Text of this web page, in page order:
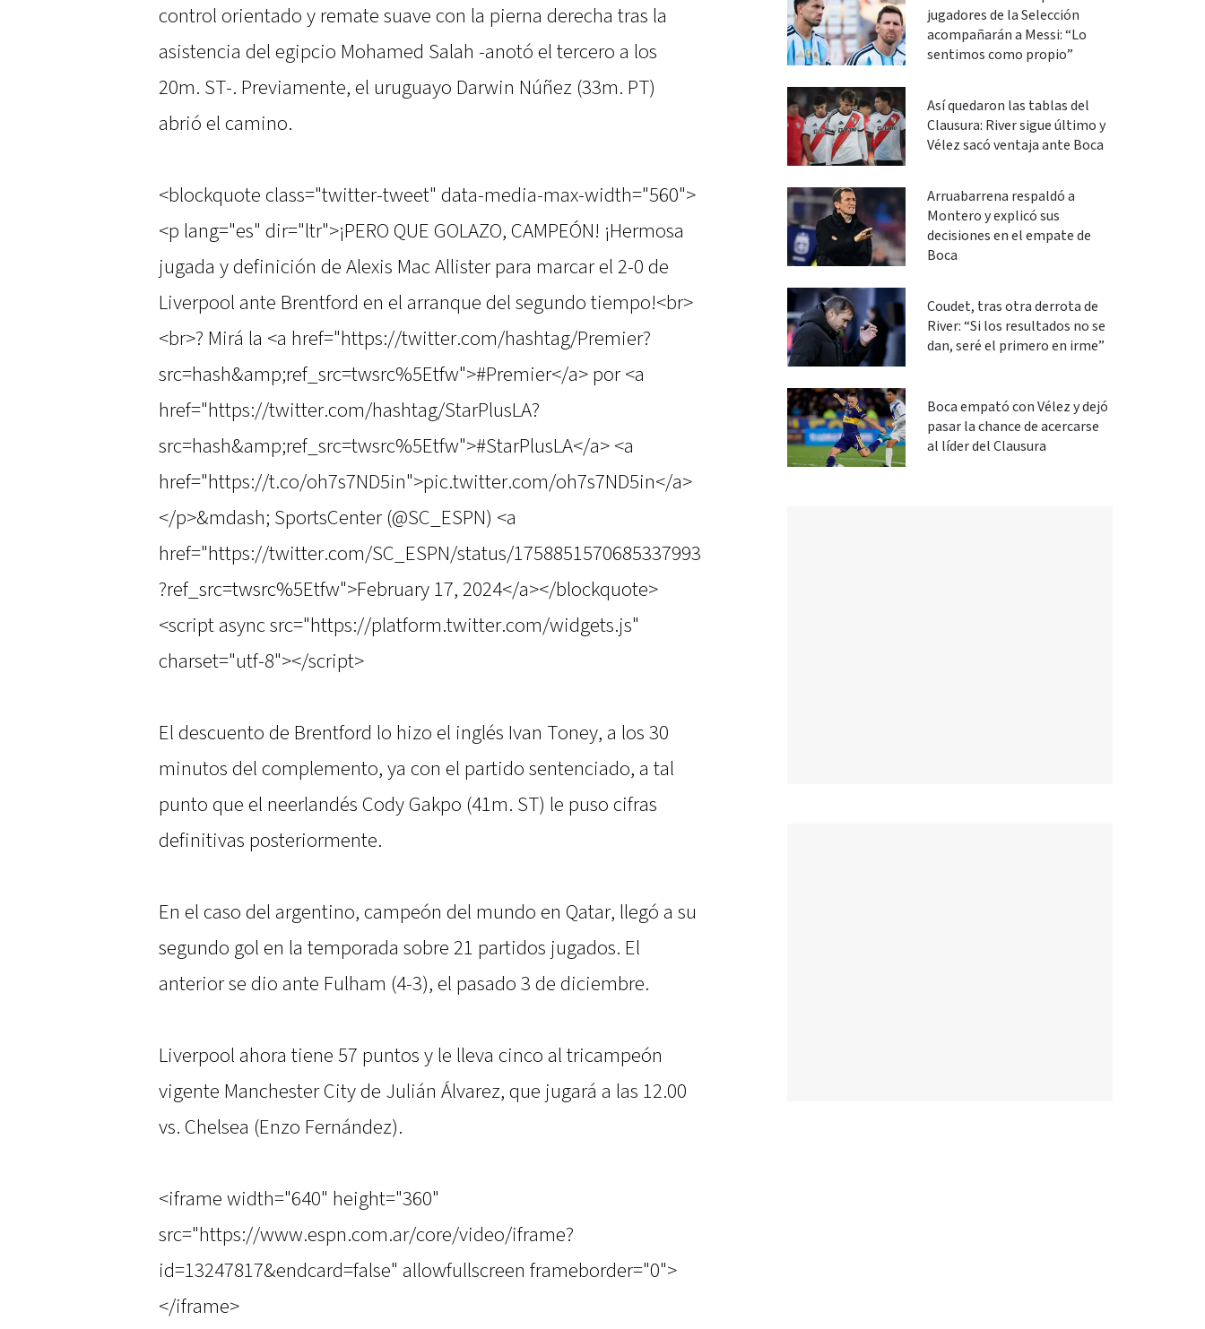
control orientado y remate suave con la pierna derecha tras la
asistencia del egipcio Mohamed Salah -anotó el tercero a los
20m. ST-. Previamente, el uruguayo Darwin Núñez (33m. PT)
abrió el camino.
<blockquote class="twitter-tweet" data-media-max-width="560">
<p lang="es" dir="ltr">¡PERO QUE GOLAZO, CAMPEÓN! ¡Hermosa
jugada y definición de Alexis Mac Allister para marcar el 2-0 de
Liverpool ante Brentford en el arranque del segundo tiempo!<br>
<br>? Mirá la <a href="https://twitter.com/hashtag/Premier?
src=hash&amp;ref_src=twsrc%5Etfw">#Premier</a> por <a
href="https://twitter.com/hashtag/StarPlusLA?
src=hash&amp;ref_src=twsrc%5Etfw">#StarPlusLA</a> <a
href="https://t.co/oh7s7ND5in">pic.twitter.com/oh7s7ND5in</a>
</p>&mdash; SportsCenter (@SC_ESPN) <a
href="https://twitter.com/SC_ESPN/status/1758851570685337993
?ref_src=twsrc%5Etfw">February 17, 2024</a></blockquote>
<script async src="https://platform.twitter.com/widgets.js"
charset="utf-8"></script>
El descuento de Brentford lo hizo el inglés Ivan Toney, a los 30
minutos del complemento, ya con el partido sentenciado, a tal
punto que el neerlandés Cody Gakpo (41m. ST) le puso cifras
definitivas posteriormente.
En el caso del argentino, campeón del mundo en Qatar, llegó a su
segundo gol en la temporada sobre 21 partidos jugados. El
anterior se dio ante Fulham (4-3), el pasado 3 de diciembre.
Liverpool ahora tiene 57 puntos y le lleva cinco al tricampeón
vigente Manchester City de Julián Álvarez, que jugará a las 12.00
vs. Chelsea (Enzo Fernández).
<iframe width="640" height="360"
src="https://www.espn.com.ar/core/video/iframe?
id=13247817&endcard=false" allowfullscreen frameborder="0">
</iframe>
jugadores de la Selección
acompañarán a Messi: “Lo
sentimos como propio”
Así quedaron las tablas del
Clausura: River sigue último y
Vélez sacó ventaja ante Boca
Arruabarrena respaldó a
Montero y explicó sus
decisiones en el empate de
Boca
Coudet, tras otra derrota de
River: “Si los resultados no se
dan, seré el primero en irme”
Boca empató con Vélez y dejó
pasar la chance de acercarse
al líder del Clausura